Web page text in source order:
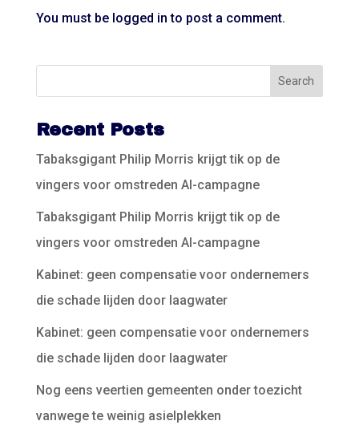
You must be logged in to post a comment.
Recent Posts
Tabaksgigant Philip Morris krijgt tik op de
vingers voor omstreden AI-campagne
Tabaksgigant Philip Morris krijgt tik op de
vingers voor omstreden AI-campagne
Kabinet: geen compensatie voor ondernemers
die schade lijden door laagwater
Kabinet: geen compensatie voor ondernemers
die schade lijden door laagwater
Nog eens veertien gemeenten onder toezicht
vanwege te weinig asielplekken